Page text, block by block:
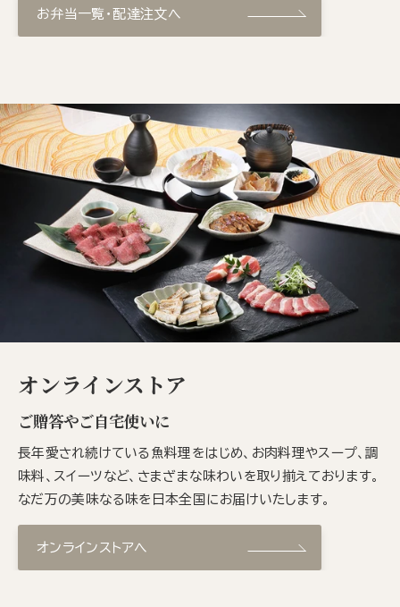
お弁当一覧・配達注文へ
オンラインストア
ご贈答やご自宅使いに
長年愛され続けている魚料理をはじめ、お肉料理やスープ、調
味料、スイーツなど、さまざまな味わいを取り揃えております。
なだ万の美味なる味を日本全国にお届けいたします。
オンラインストアへ